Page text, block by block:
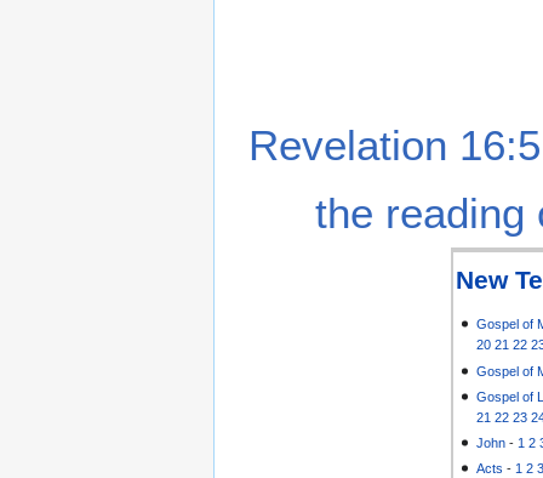
Revelation
the reading
New
Gospel of
20 21 22
Gospel of
Gospel of
21 22 23
John - 1 2
Acts - 1 2